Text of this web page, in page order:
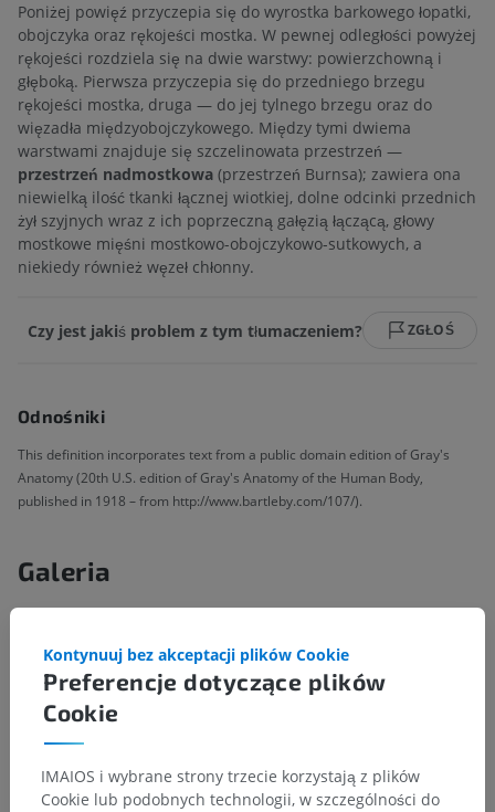
Poniżej powięź przyczepia się do wyrostka barkowego łopatki,
obojczyka oraz rękojeści mostka. W pewnej odległości powyżej
rękojeści rozdziela się na dwie warstwy: powierzchowną i
głęboką. Pierwsza przyczepia się do przedniego brzegu
rękojeści mostka, druga — do jej tylnego brzegu oraz do
więzadła międzyobojczykowego. Między tymi dwiema
warstwami znajduje się szczelinowata przestrzeń —
przestrzeń nadmostkowa (przestrzeń Burnsa); zawiera ona
niewielką ilość tkanki łącznej wiotkiej, dolne odcinki przednich
żył szyjnych wraz z ich poprzeczną gałęzią łączącą, głowy
mostkowe mięśni mostkowo-obojczykowo-sutkowych, a
niekiedy również węzeł chłonny.
Czy jest jakiś problem z tym tłumaczeniem? ZGŁOŚ
Odnośniki
This definition incorporates text from a public domain edition of Gray's
Anatomy (20th U.S. edition of Gray's Anatomy of the Human Body,
published in 1918 – from http://www.bartleby.com/107/).
Galeria
Preferencje dotyczące plików
Cookie
Kontynuuj bez akceptacji plików Cookie
IMAIOS i wybrane strony trzecie korzystają z plików
Cookie lub podobnych technologii, w szczególności do